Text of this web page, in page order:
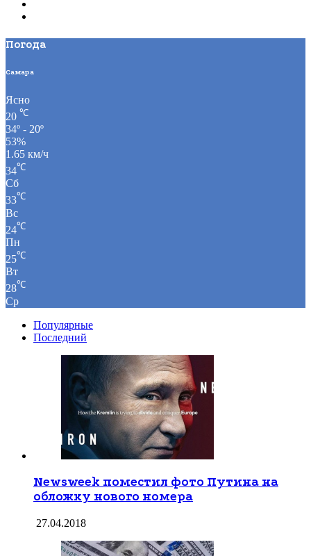
Погода
Самара
Ясно
20 ℃
34º - 20º
53%
1.65 км/ч
34℃
Сб
33℃
Вс
24℃
Пн
25℃
Вт
28℃
Ср
Популярные
Последний
Newsweek поместил фото Путина на
обложку нового номера
27.04.2018